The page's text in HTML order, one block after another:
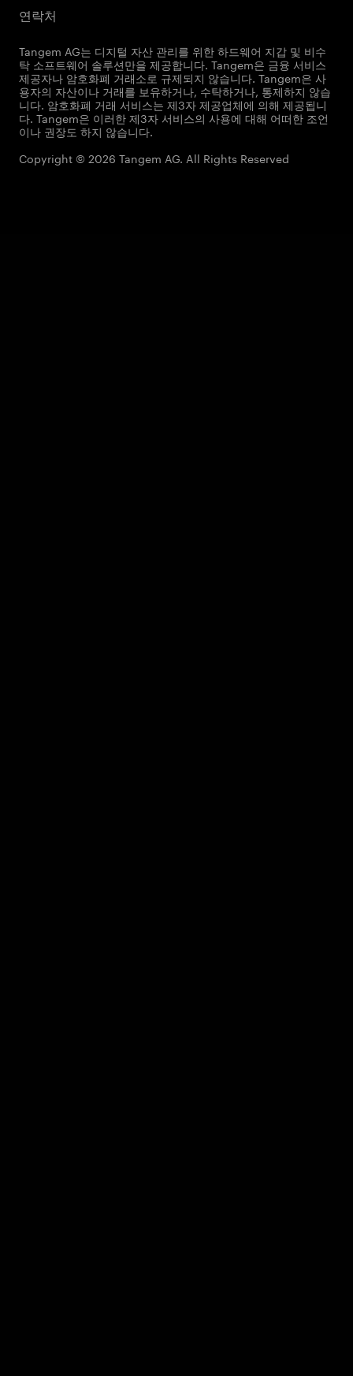
연락처
Tangem AG는 디지털 자산 관리를 위한 하드웨어 지갑 및 비수
탁 소프트웨어 솔루션만을 제공합니다. Tangem은 금융 서비스
제공자나 암호화폐 거래소로 규제되지 않습니다. Tangem은 사
용자의 자산이나 거래를 보유하거나, 수탁하거나, 통제하지 않습
니다. 암호화폐 거래 서비스는 제3자 제공업체에 의해 제공됩니
다. Tangem은 이러한 제3자 서비스의 사용에 대해 어떠한 조언
이나 권장도 하지 않습니다.